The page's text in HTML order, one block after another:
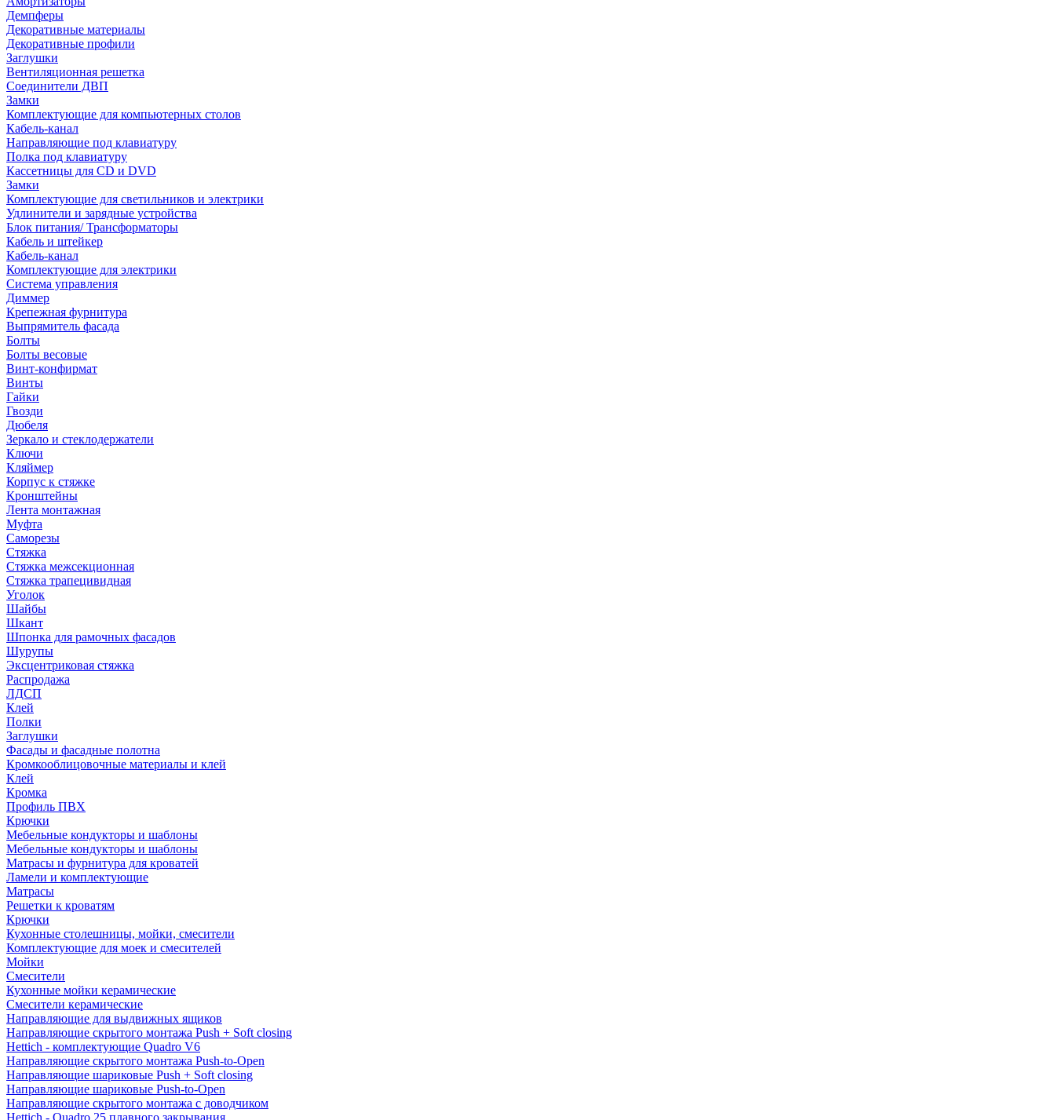
Демпферы
Декоративные материалы
Декоративные профили
Заглушки
Вентиляционная решетка
Соединители ДВП
Замки
Комплектующие для компьютерных столов
Кабель-канал
Направляющие под клавиатуру
Полка под клавиатуру
Кассетницы для CD и DVD
Замки
Комплектующие для светильников и электрики
Удлинители и зарядные устройства
Блок питания/ Трансформаторы
Кабель и штейкер
Кабель-канал
Комплектующие для электрики
Система управления
Диммер
Крепежная фурнитура
Выпрямитель фасада
Болты
Болты весовые
Винт-конфирмат
Винты
Гайки
Гвозди
Дюбеля
Зеркало и стеклодержатели
Ключи
Кляймер
Корпус к стяжке
Кронштейны
Лента монтажная
Муфта
Саморезы
Стяжка
Стяжка межсекционная
Стяжка трапецивидная
Уголок
Шайбы
Шкант
Шпонка для рамочных фасадов
Шурупы
Эксцентриковая стяжка
Распродажа
ЛДСП
Клей
Полки
Заглушки
Фасады и фасадные полотна
Кромкооблицовочные материалы и клей
Клей
Кромка
Профиль ПВХ
Крючки
Мебельные кондукторы и шаблоны
Мебельные кондукторы и шаблоны
Матрасы и фурнитура для кроватей
Ламели и комплектующие
Матрасы
Решетки к кроватям
Крючки
Кухонные столешницы, мойки, смесители
Комплектующие для моек и смесителей
Мойки
Смесители
Кухонные мойки керамические
Смесители керамические
Направляющие для выдвижных ящиков
Направляющие скрытого монтажа Push + Soft closing
Hettich - комплектующие Quadro V6
Направляющие скрытого монтажа Push-to-Open
Направляющие шариковые Push + Soft closing
Направляющие шариковые Push-to-Open
Направляющие скрытого монтажа с доводчиком
Hettich - Quadro 25 плавного закрывания